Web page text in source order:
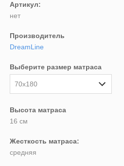
Артикул:
нет
Производитель
DreamLine
Выберите размер матраса
70х180
Высота матраса
16 см
Жесткость матраса:
средняя
Выберите...